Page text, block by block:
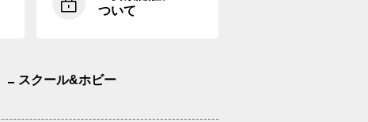
ついて
スクール&ホビー